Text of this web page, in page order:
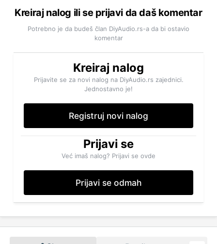
Kreiraj nalog ili se prijavi da daš komentar
Potrebno je da budeš član DiyAudio.rs-a da bi ostavio
komentar
Kreiraj nalog
Prijavite se za novi nalog na DiyAudio.rs zajednici.
Jednostavno je!
Registruj novi nalog
Prijavi se
Već imaš nalog? Prijavi se ovde
Prijavi se odmah